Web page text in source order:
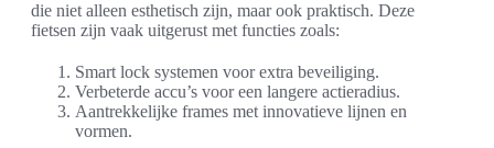
die niet alleen esthetisch zijn, maar ook praktisch. Deze
fietsen zijn vaak uitgerust met functies zoals:
Smart lock systemen voor extra beveiliging.
Verbeterde accu’s voor een langere actieradius.
Aantrekkelijke frames met innovatieve lijnen en
vormen.